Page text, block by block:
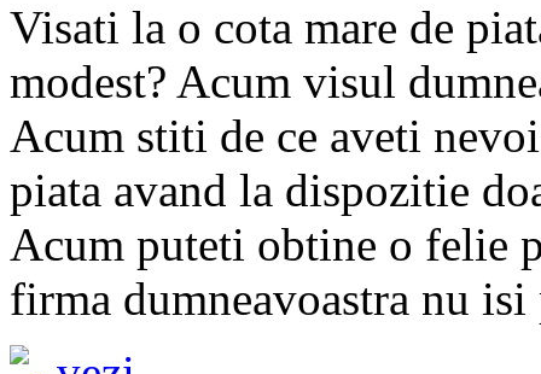
Visati la o cota mare de
modest? Acum visul
Acum stiti de ce aveti
piata avand la dispozitie
Acum puteti obtine o felie
firma dumneavoastra nu